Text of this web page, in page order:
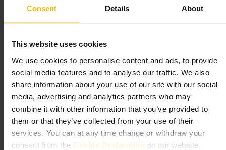
Consent Details About
This website uses cookies
We use cookies to personalise content and ads, to provide
social media features and to analyse our traffic. We also
share information about your use of our site with our social
media, advertising and analytics partners who may
combine it with other information that you’ve provided to
them or that they’ve collected from your use of their
services. You can at any time change or withdraw your
consent from the Cookie Declaration on our website.
# オールドタウン # エディンバラバー #パブ巡り #夜の一杯
#カジュアルダイニング #街歩きに便利
期待できること
落ち着いたカウンター席とテーブル席があり、服装はカジュアル
で問題ありません。メニューは飲み物中心で、軽い食事も扱いま
す。スタッフはフレンドリーで、短時間の休憩や夜の一杯に適し
ています。